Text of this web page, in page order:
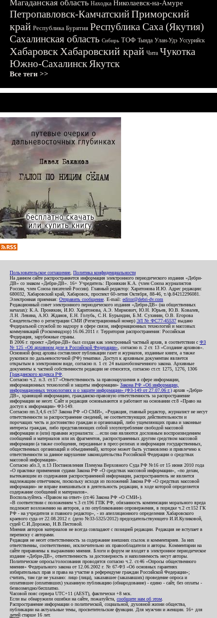
Магаданская область Находка Николаевск-на-Амуре
Петропавловск-КамчатскийПриморский
край Республика Бурятия Республика Саха (Якутия)
Сахалинская область Сибирь ТОФ Тында Улан-Удэ Уссурийск
ХабаровскХабаровский край Чита Чукотка
Южно-СахалинскЯкутск
Все теги >>
Пользовательское соглашение Политика конфиденциальности
На данном сайте распространяется информация электронного периодического издания «Дебри-
ДВ» со знаком «Дебри-ДВ». 16+ Учредитель: Пронякин К.А. (член Союза журналистов
России, член Союза писателей России). Главный редактор: Харитонова И.Ю. Адрес редакции:
680032, Хабаровский край, Хабаровск, проспект 60-летия Октября, 88-46, т./ф.84212296081.
Электронная приемная: Отправить сообщение . E-mail: editor@debri-dv.com
Редакционный совет электронного периодического издания «Дебри-ДВ» (на общественных
началах): К.А. Пронякин, И.Ю. Харитонова, А.Э. Мирмович, Ю.Н. Юрьев, Ю.В. Ковалев,
Л.Н. Левина, А.Ю. Жданов, Е.Н. Голубь, С.Н. Бурындин, Б.М. Сухинин, О.В. Егорова
Свидетельство о регистрации СМИ (Регистрационный номер) ЭЛ № ФС77-45537 выдано
Федеральной службой по надзору в сфере связи, информационных технологий и массовых
коммуникаций (Роскомнадзор) 16.06.2011 г. Территория распространения: Российская
Федерация, зарубежные страны.
В 2006 г. проект «Дебри-ДВ» был создан как электронный частный архив, в соответствии с ФЗ
№ 125 «Об архивном деле в Российской Федерации» , согласно п. 2 ст. 13 «Создание архивов».
Основной фонд архива составляют публикации газет и журналов, изданные книги, а также
рукописи по дальневосточной (РФ) тематике. Доступ к архивным документам является
открытым в электронном виде, согласно п. 1 ст. 24 вышеобозначенного закона. Архивные
документы к частной собственности редакции не относятся, согласно ст.ст. 1275, 1276, 1306
Гражданского кодекса РФ
Согласно ч.2. п.3. ст.17 «Ответственность за правонарушения в сфере информации,
информационных технологий и защиты информации» Закона РФ «Об информации,
информационных технологиях и о защите информации» (ФЗ-149 от 27.07.06 г.) архив «Дебри-
ДВ», хранящий информацию, гражданско-правовую ответственность за распространение
информации не несет. Сайт и редакция основываются и работают на основании ст.8 «Право на
доступ к информации» ФЗ-149.
Согласно пп.3,4,6 ст.57 Закона РФ «О СМИ», «Редакция, главный редактор, журналист не несут
ответственности за распространение сведений, не соответствующих действительности и
порочащих честь и достоинство граждан и организаций, либо ущемляющих права и законные
интересы граждан, либо представляющих собой злоупотребление свободой массовой
информации и (или) правами журналиста: ...если они являются дословным воспроизведением
сообщений и материалов или их фрагментов, распространенных другим средством массовой
информации (а также сообщения, переданные в пресс-релизах и информация государственных,
общественных организаций и объединений), которое может быть установлено и привлечено к
ответственности за данное нарушение законодательства Российской Федерации о средствах
массовой информации».
Согласно абз.3, п.13 Постановления Пленума Верховного Суда РФ №16 от 15 июня 2010 года
«О практике применения судами Закона РФ «О средствах массовой информации», «по делам,
вытекающим из содержания распространенной информации, распространитель не является
надлежащим ответчиком, поскольку исходя из положений Закона РФ «О средствах массовой
информации» не вправе вмешиваться в деятельность редакции, в ходе которой определяется
содержание сообщений и материалов».
Воспользуйтесь «Правом на ответ» (ст.46 Закона РФ «О СМИ»).
«В соответствии с положением ч.3 ст.196 ГПК РФ, обязанность компенсации морального вреда
подлежит возложению на авторов, а по опубликованию опровержения, в порядке ч.2 ст.152 ГК
РФ - на учредителя и главного редактор», - из апелляционного определения Хабаровского
краевого суда от 22.08.2012 г. (дело №33-5325/2012) председательствующего И.И.Куликовой,
судей С.И.Дорожко, Н.В.Пестовой.
Мнения авторов материалов не всегда совпадают с позицией редакции. Редакция не вступает в
переписку с авторами.
Редакция не несет ответственность за содержание внешних ссылок и комментариев. За них
ответственны, соответственно, исключительно их правообладатели и авторы. Комментарии на
сайте приравнены к выражению мнения. Блоги и форум не входят в электронное периодическое
издание «Дебри-ДВ», ответственность за достоверность и наполняемость несут авторы.
Политические опросы/голосования проводятся согласно ч.2. ст.46 «Опросы общественного
мнения» Федерального закона от 12.06.2002 г. № 67-ФЗ «Об основных гарантиях
избирательных прав и права на участие в референдуме граждан Российской Федерации»;
считать, там где не указано: лицо (лица), заказавшее (заказавших) проведение опроса и
оплатившее (оплативших) указанную публикацию (обнародование) - едино - сайт, без оплаты -
безвозмездно/бесплатно.
Часовой пояс сервера UTC+11 (AEST), фактически +8 мск.
Если вы обнаружили ошибки на сайте, пожалуйста, сообщите нам об этом
Распространение информации о политической, социальной, духовной жизни общества,
публикации на актуальные темы, просветительские функции. Для мужчин и женщин. 16+ для
детей старше 16 лет.